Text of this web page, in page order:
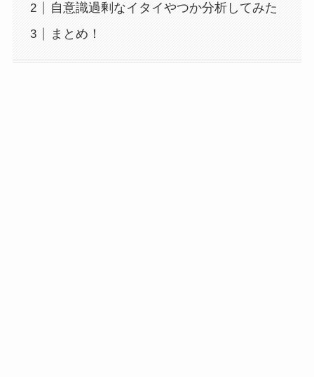
自意識過剰なイタイやつか分析してみた
まとめ！